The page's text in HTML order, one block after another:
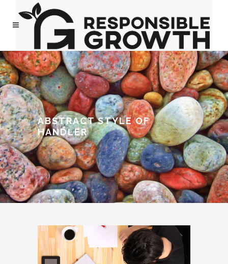
ABSTRACT STYLE OF
HANDLER